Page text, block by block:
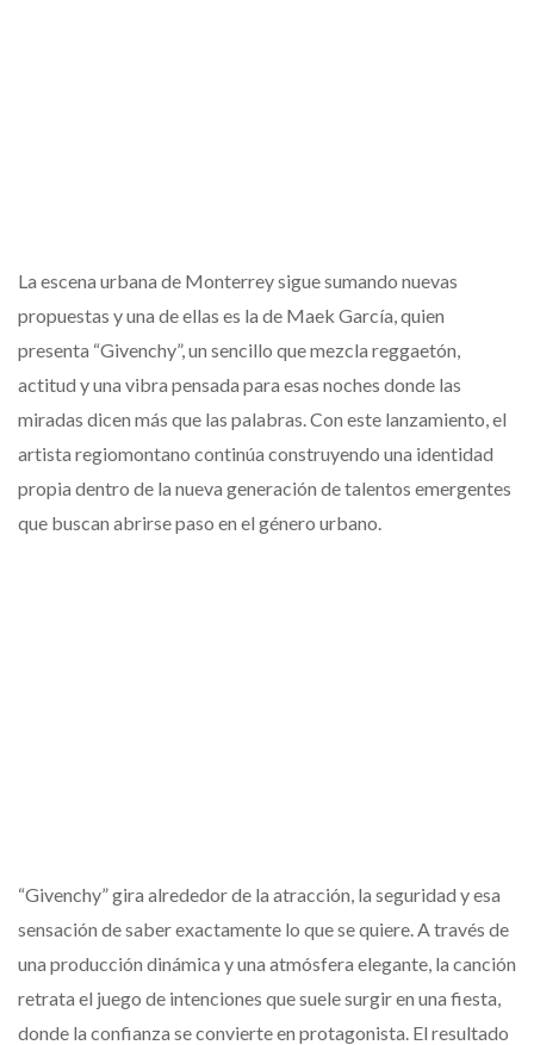
La escena urbana de Monterrey sigue sumando nuevas
propuestas y una de ellas es la de Maek García, quien
presenta “Givenchy”, un sencillo que mezcla reggaetón,
actitud y una vibra pensada para esas noches donde las
miradas dicen más que las palabras. Con este lanzamiento, el
artista regiomontano continúa construyendo una identidad
propia dentro de la nueva generación de talentos emergentes
que buscan abrirse paso en el género urbano.
“Givenchy” gira alrededor de la atracción, la seguridad y esa
sensación de saber exactamente lo que se quiere. A través de
una producción dinámica y una atmósfera elegante, la canción
retrata el juego de intenciones que suele surgir en una fiesta,
donde la confianza se convierte en protagonista. El resultado